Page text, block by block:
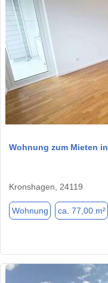
Wohnung zum Mieten
Kronshagen, 24119
Wohnung ca. 77,00 m²